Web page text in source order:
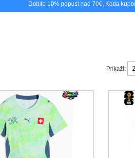
Dobite 10% popust nad 70€, Koda
Prikaži: